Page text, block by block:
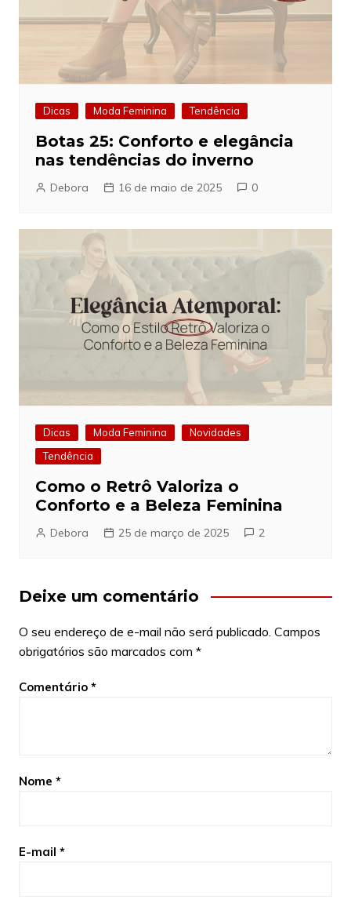
Dicas Moda Feminina Tendência
Botas 25: Conforto e elegância
nas tendências do inverno
Debora 16 de maio de 2025 0
Dicas Moda Feminina
Novidades
Tendência
Como o Retrô Valoriza o
Conforto e a Beleza Feminina
Debora 25 de março de 2025 2
Deixe um comentário
O seu endereço de e-mail não será publicado. Campos
obrigatórios são marcados com *
Comentário *
Nome *
E-mail *